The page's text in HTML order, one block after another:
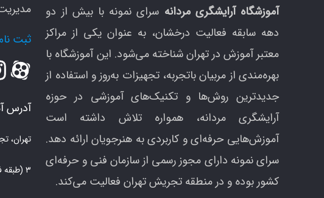
آموزشگاه آرایشگری مردانه سرای نمونه با بیش از دو
دهه سابقه فعالیت درخشان، به عنوان یکی از مراکز
معتبر آموزش در تهران شناخته می‌شود. این آموزشگاه با
بهره‌مندی از مربیان باتجربه، تجهیزات به‌روز و استفاده از
جدیدترین روش‌ها و تکنیک‌های آموزشی در حوزه
آرایشگری مردانه، همواره تلاش داشته است
آموزش‌هایی حرفه‌ای و کاربردی به هنرجویان ارائه دهد.
سرای نمونه دارای مجوز رسمی از سازمان فنی و حرفه‌ای
کشور بوده و در منطقه تجریش تهران فعالیت می‌کند.
ثبت
آدرس
تهران،
۳ (طبقه فوقانی داروخانه رسولی)